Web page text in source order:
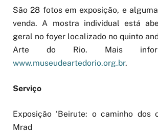
São 28 fotos em exposição, e
venda. A mostra individual está
geral no foyer localizado no quinto
Arte do Rio. Mais
www.museudeartedorio.org.br.
Serviço
Exposição ‘Beirute: o caminho dos
Mrad